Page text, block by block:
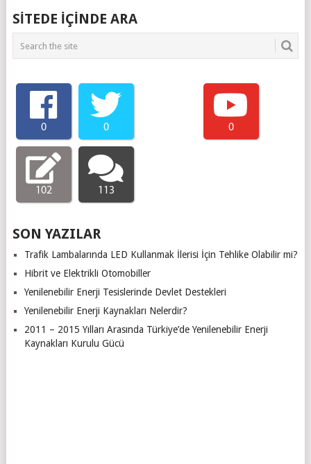
SITEDE IÇINDE ARA
0 0 0
102 113
SON YAZILAR
Trafik Lambalarında LED Kullanmak İlerisi İçin Tehlike Olabilir mi?
Hibrit ve Elektrikli Otomobiller
Yenilenebilir Enerji Tesislerinde Devlet Destekleri
Yenilenebilir Enerji Kaynakları Nelerdir?
2011 – 2015 Yılları Arasında Türkiye’de Yenilenebilir Enerji
Kaynakları Kurulu Gücü